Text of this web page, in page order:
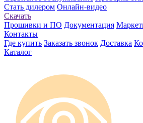
Стать дилером Онлайн-видео
Скачать
Прошивки и ПО Документация
Контакты
Где купить Заказать звонок Доставка
Каталог